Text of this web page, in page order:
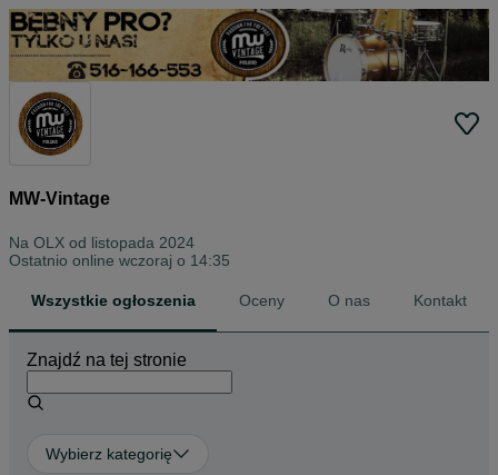
MW-Vintage
Na OLX od listopada 2024
Ostatnio online wczoraj o 14:35
Wszystkie ogłoszenia Oceny O nas Kontakt
Znajdź na tej stronie
Wybierz kategorię